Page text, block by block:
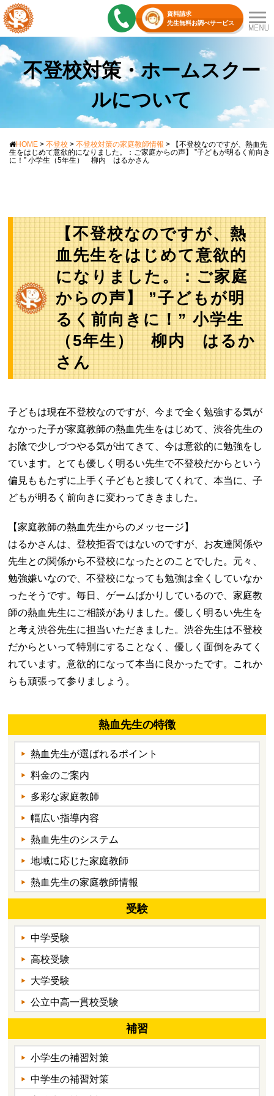
資料請求
先生無料お調べサービス
不登校対策・ホームスクー
ルについて
HOME > 不登校 > 不登校対策の家庭教師情報 >
【不登校なのですが、熱血先
生をはじめて意欲的になりました。：ご家庭からの声】 ”子どもが明るく前向き
に！” 小学生（5年生） 柳内 はるかさん
【不登校なのですが、熱
血先生をはじめて意欲的
になりました。：ご家庭
からの声】 ”子どもが明
るく前向きに！” 小学生
（5年生） 柳内 はるか
さん
子どもは現在不登校なのですが、今まで全く勉強する気が
なかった子が家庭教師の熱血先生をはじめて、渋谷先生の
お陰で少しづつやる気が出てきて、今は意欲的に勉強をし
ています。とても優しく明るい先生で不登校だからという
偏見ももたずに上手く子どもと接してくれて、本当に、子
どもが明るく前向きに変わってききました。
【家庭教師の熱血先生からのメッセージ】
はるかさんは、登校拒否ではないのですが、お友達関係や
先生との関係から不登校になったとのことでした。元々、
勉強嫌いなので、不登校になっても勉強は全くしていなか
ったそうです。毎日、ゲームばかりしているので、家庭教
師の熱血先生にご相談がありました。優しく明るい先生を
と考え渋谷先生に担当いただきました。渋谷先生は不登校
だからといって特別にすることなく、優しく面倒をみてく
れています。意欲的になって本当に良かったです。これか
らも頑張って参りましょう。
熱血先生の特徴
熱血先生が選ばれるポイント
料金のご案内
多彩な家庭教師
幅広い指導内容
熱血先生のシステム
地域に応じた家庭教師
熱血先生の家庭教師情報
受験
中学受験
高校受験
大学受験
公立中高一貫校受験
補習
小学生の補習対策
中学生の補習対策